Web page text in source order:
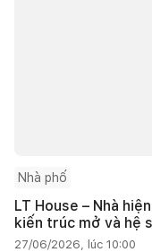
Nhà phố
LT House – Nhà
kiến trúc mở và hệ
27/06/2026, lúc 10:00